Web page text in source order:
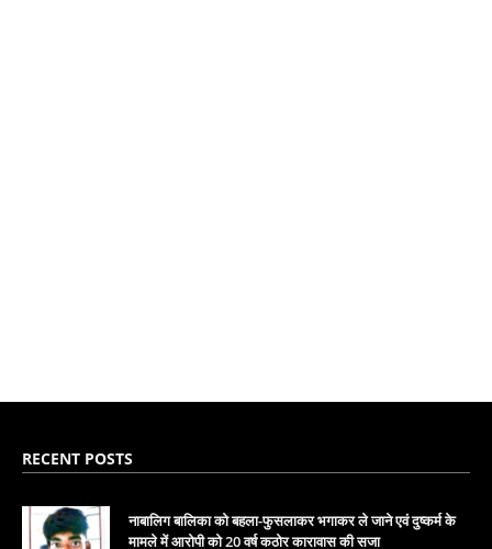
RECENT POSTS
नाबालिग बालिका को बहला-फुसलाकर भगाकर ले जाने एवं दुष्कर्म के
मामले में आरोपी को 20 वर्ष कठोर कारावास की सजा